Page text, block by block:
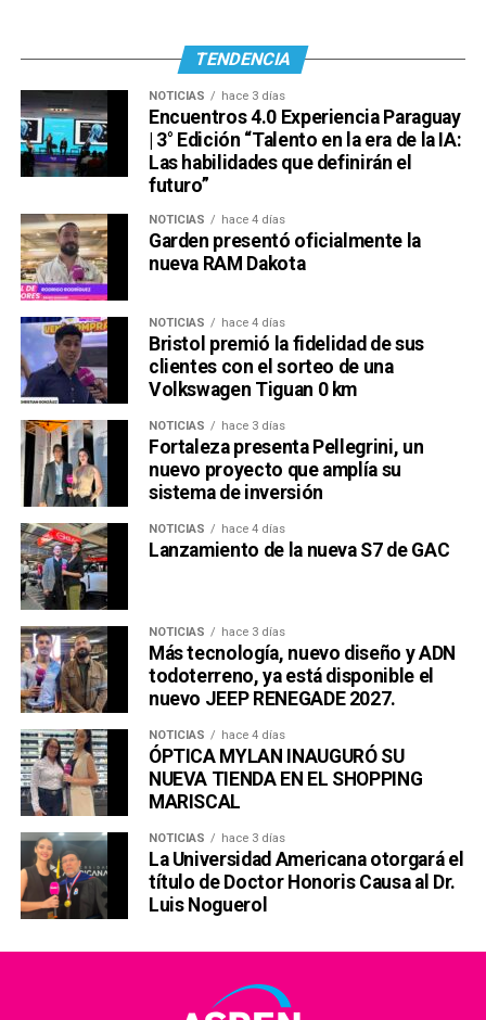
TENDENCIA
NOTICIAS hace 3 días
Encuentros 4.0 Experiencia Paraguay
| 3° Edición “Talento en la era de la IA:
Las habilidades que definirán el
futuro”
NOTICIAS hace 4 días
Garden presentó oficialmente la
nueva RAM Dakota
NOTICIAS hace 4 días
Bristol premió la fidelidad de sus
clientes con el sorteo de una
Volkswagen Tiguan 0 km
NOTICIAS hace 3 días
Fortaleza presenta Pellegrini, un
nuevo proyecto que amplía su
sistema de inversión
NOTICIAS hace 4 días
Lanzamiento de la nueva S7 de GAC
NOTICIAS hace 3 días
Más tecnología, nuevo diseño y ADN
todoterreno, ya está disponible el
nuevo JEEP RENEGADE 2027.
NOTICIAS hace 4 días
ÓPTICA MYLAN INAUGURÓ SU
NUEVA TIENDA EN EL SHOPPING
MARISCAL
NOTICIAS hace 3 días
La Universidad Americana otorgará el
título de Doctor Honoris Causa al Dr.
Luis Noguerol